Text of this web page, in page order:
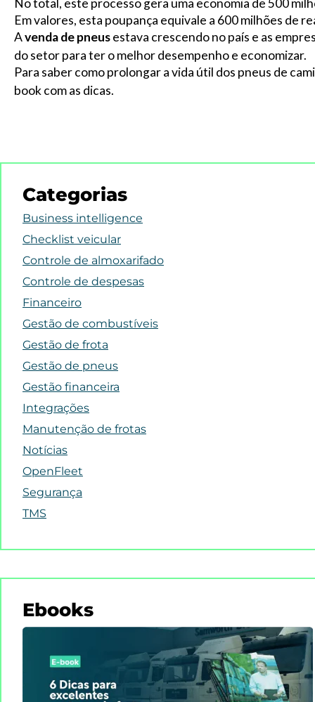
No total, este processo gera uma economia de 500
Em valores, esta poupança equivale a 600 milhões de
Avenda de pneusestava crescendo no país e as
do setor para ter o melhor desempenho e economizar.
Para saber como prolongar a vida útil dos pneus de
book com as dicas.
Categorias
Business intelligence
Checklist veicular
Controle de almoxarifado
Controle de despesas
Financeiro
Gestão de combustíveis
Gestão de frota
Gestão de pneus
Gestão financeira
Integrações
Manutenção de frotas
Notícias
OpenFleet
Segurança
TMS
Ebooks